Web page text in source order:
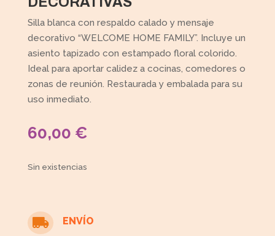
Silla blanca con respaldo calado y mensaje
decorativo “WELCOME HOME FAMILY”. Incluye un
asiento tapizado con estampado floral colorido.
Ideal para aportar calidez a cocinas, comedores o
zonas de reunión. Restaurada y embalada para su
uso inmediato.
60,00 €
Sin existencias
 ENVÍO